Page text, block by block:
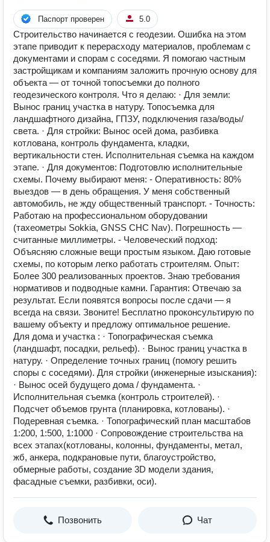
Паспорт проверен 5.0
Строительство начинается с геодезии. Ошибка на этом
этапе приводит к перерасходу материалов, проблемам с
документами и спорам с соседями. Я помогаю частным
застройщикам и компаниям заложить прочную основу для
объекта — от точной топосъемки до полного
геодезического контроля. Что я делаю: · Для земли:
Вынос границ участка в натуру. Топосъемка для
ландшафтного дизайна, ГПЗУ, подключения газа/воды/
света. · Для стройки: Вынос осей дома, разбивка
котлована, контроль фундамента, кладки,
вертикальности стен. Исполнительная съемка на каждом
этапе. · Для документов: Подготовлю исполнительные
схемы. Почему выбирают меня: - Оперативность: 80%
выездов — в день обращения. У меня собственный
автомобиль, не жду общественный транспорт. - Точность:
Работаю на профессиональном оборудовании
(тахеометры Sokkia, GNSS CHC Nav). Погрешность —
считанные миллиметры. - Человеческий подход:
Объясняю сложные вещи простым языком. Даю готовые
схемы, по которым легко работать строителям. Опыт:
Более 300 реализованных проектов. Знаю требования
нормативов и подводные камни. Гарантия: Отвечаю за
результат. Если появятся вопросы после сдачи — я
всегда на связи. Звоните! Бесплатно проконсультирую по
вашему объекту и предложу оптимальное решение.
Для дома и участка : · Топографическая съемка
(ландшафт, посадки, рельеф). · Вынос границ участка в
натуру. · Определение точных границ (помогу решить
споры с соседями). Для стройки (инженерные изыскания):
· Вынос осей будущего дома / фундамента. ·
Исполнительная съемка (контроль строителей). ·
Подсчет объемов грунта (планировка, котлованы). ·
Подеревная съемка. · Топографический план масштабов
1:200, 1:500, 1:1000 · Сопровождение строительства на
всех этапах(котлованы, колонны, фундаменты, метал,
жб, анкера, подкрановые пути, благоустройство,
обмерные работы, создание 3D модели здания,
фасадные съемки, разбивки, оси).
Позвонить Чат